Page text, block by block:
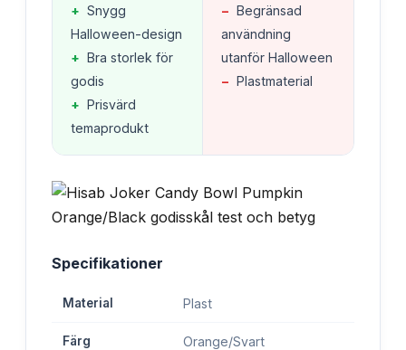
+ Snygg
Halloween-design
+ Bra storlek för
godis
+ Prisvärd
temaprodukt
− Begränsad
användning
utanför Halloween
− Plastmaterial
Specifikationer
Material Plast
Färg Orange/Svart